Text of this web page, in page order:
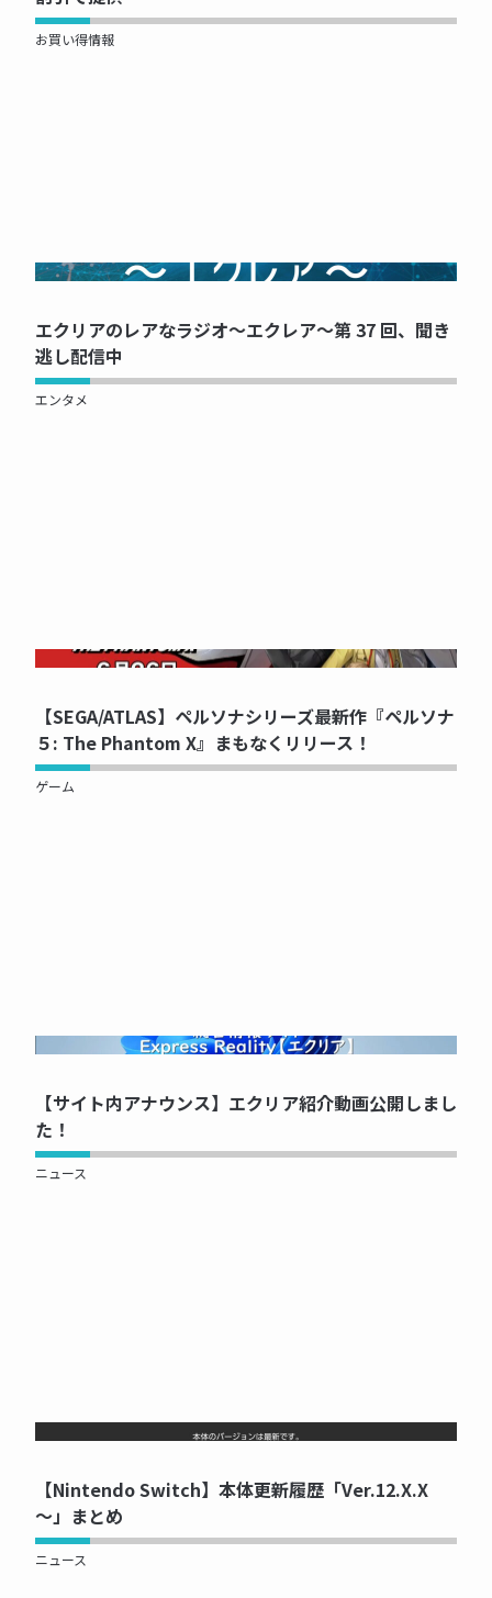
お買い得情報
NOW PRINTING...
エクリアのレアなラジオ～エクレア～第 37 回、聞き
逃し配信中
エンタメ
NOW PRINTING...
【SEGA/ATLAS】ペルソナシリーズ最新作『ペルソナ
５: The Phantom X』まもなくリリース！
ゲーム
NOW PRINTING...
【サイト内アナウンス】エクリア紹介動画公開しまし
た！
ニュース
NOW PRINTING...
【Nintendo Switch】本体更新履歴「Ver.12.X.X
〜」まとめ
ニュース